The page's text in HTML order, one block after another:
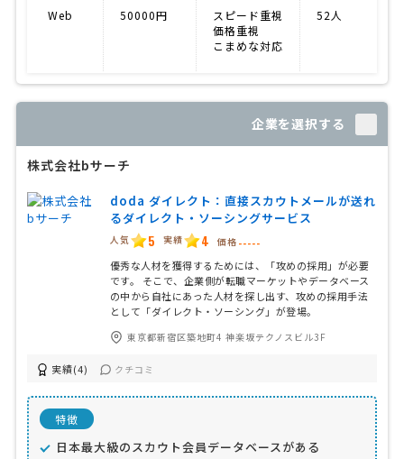
Web
50000円
スピード重視
価格重視
こまめな対応
52人
企業を選択する
株式会社bサーチ
doda ダイレクト：直接スカウトメールが送れ
るダイレクト・ソーシングサービス
人気 5 実績 4 価格 -----
優秀な人材を獲得するためには、「攻めの採用」が必要
です。 そこで、企業側が転職マーケットやデータベース
の中から自社にあった人材を探し出す、攻めの採用手法
として「ダイレクト・ソーシング」が登場。
東京都新宿区築地町4 神楽坂テクノスビル3F
実績(4) クチコミ
特徴
日本最大級のスカウト会員データベースがある